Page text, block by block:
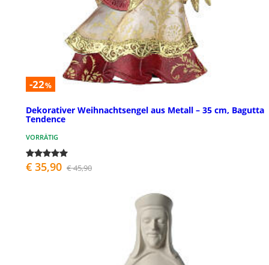
-22%
Dekorativer Weihnachtsengel aus Metall – 35 cm, Bagutta
Tendence
VORRÄTIG
€ 35,90 € 45,90